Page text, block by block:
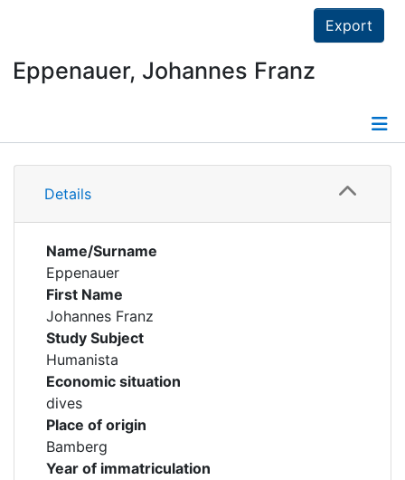
Export
Eppenauer, Johannes Franz
Details
Details
Name/Surname
Eppenauer
First Name
Johannes Franz
Study Subject
Humanista
Economic situation
dives
Place of origin
Bamberg
Year of immatriculation